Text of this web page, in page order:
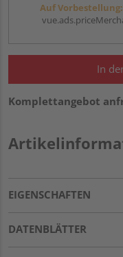
Auf Vorbestellung:
In
Komplettangebot
EIGENSCHAFTEN
DATENBLÄTTER